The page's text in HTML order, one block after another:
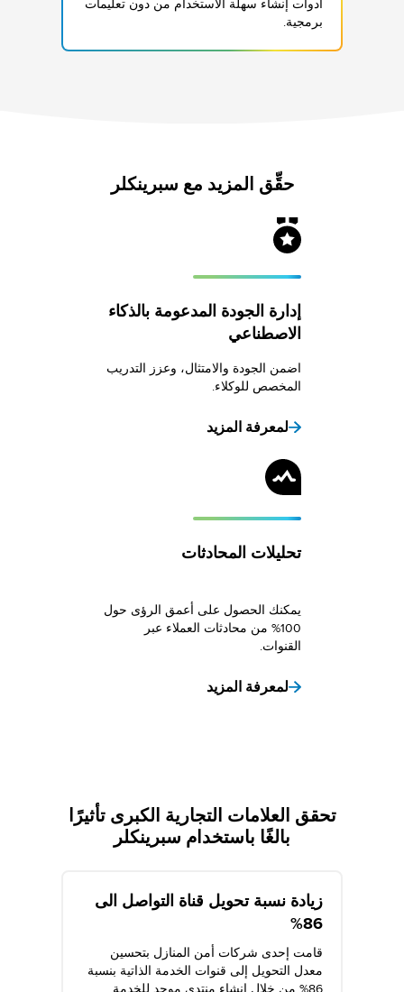
أدوات إنشاء سهلة الاستخدام من دون تعليمات
برمجية.
حقِّق المزيد مع سبرينكلر
إدارة الجودة المدعومة بالذكاء
الاصطناعي
اضمن الجودة والامتثال، وعزز التدريب
المخصص للوكلاء.
لمعرفة المزيد
تحليلات المحادثات
يمكنك الحصول على أعمق الرؤى حول
100% من محادثات العملاء عبر
القنوات.
لمعرفة المزيد
تحقق العلامات التجارية الكبرى تأثيرًا
بالغًا باستخدام سبرينكلر
زيادة نسبة تحويل قناة التواصل الى
86%
قامت إحدى شركات أمن المنازل بتحسين
معدل التحويل إلى قنوات الخدمة الذاتية بنسبة
86% من خلال إنشاء منتدى موحد للخدمة